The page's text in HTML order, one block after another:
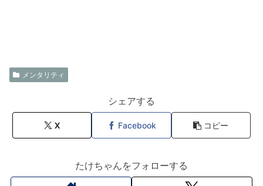
メンタリティ
シェアする
X Facebook コピー
たけちゃんをフォローする